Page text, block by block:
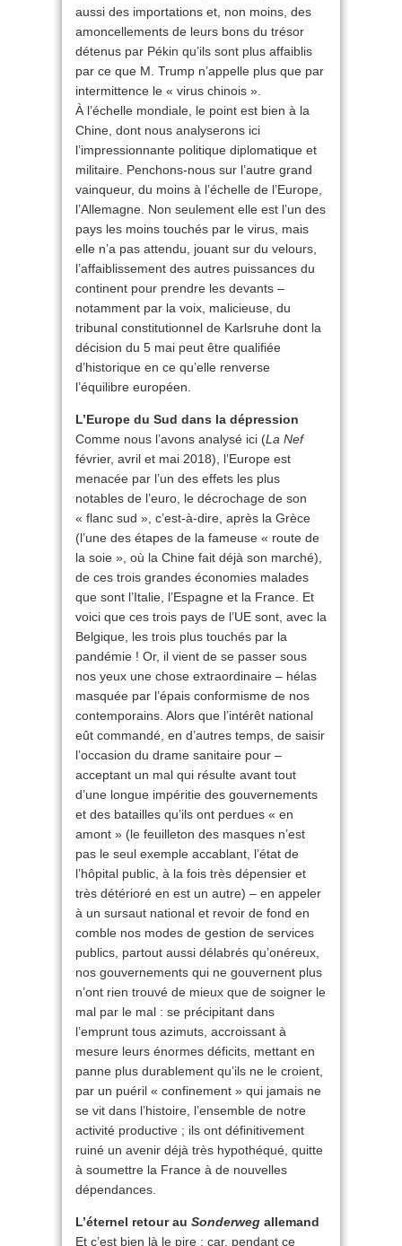
aussi des importations et, non moins, des
amoncellements de leurs bons du trésor
détenus par Pékin qu’ils sont plus affaiblis
par ce que M. Trump n’appelle plus que par
intermittence le « virus chinois ».
À l’échelle mondiale, le point est bien à la
Chine, dont nous analyserons ici
l’impressionnante politique diplomatique et
militaire. Penchons-nous sur l’autre grand
vainqueur, du moins à l’échelle de l’Europe,
l’Allemagne. Non seulement elle est l’un des
pays les moins touchés par le virus, mais
elle n’a pas attendu, jouant sur du velours,
l’affaiblissement des autres puissances du
continent pour prendre les devants –
notamment par la voix, malicieuse, du
tribunal constitutionnel de Karlsruhe dont la
décision du 5 mai peut être qualifiée
d’historique en ce qu’elle renverse
l’équilibre européen.
L’Europe du Sud dans la dépression
Comme nous l’avons analysé ici (La Nef
février, avril et mai 2018), l’Europe est
menacée par l’un des effets les plus
notables de l’euro, le décrochage de son
« flanc sud », c’est-à-dire, après la Grèce
(l’une des étapes de la fameuse « route de
la soie », où la Chine fait déjà son marché),
de ces trois grandes économies malades
que sont l’Italie, l’Espagne et la France. Et
voici que ces trois pays de l’UE sont, avec la
Belgique, les trois plus touchés par la
pandémie ! Or, il vient de se passer sous
nos yeux une chose extraordinaire – hélas
masquée par l’épais conformisme de nos
contemporains. Alors que l’intérêt national
eût commandé, en d’autres temps, de saisir
l’occasion du drame sanitaire pour –
acceptant un mal qui résulte avant tout
d’une longue impéritie des gouvernements
et des batailles qu’ils ont perdues « en
amont » (le feuilleton des masques n’est
pas le seul exemple accablant, l’état de
l’hôpital public, à la fois très dépensier et
très détérioré en est un autre) – en appeler
à un sursaut national et revoir de fond en
comble nos modes de gestion de services
publics, partout aussi délabrés qu’onéreux,
nos gouvernements qui ne gouvernent plus
n’ont rien trouvé de mieux que de soigner le
mal par le mal : se précipitant dans
l’emprunt tous azimuts, accroissant à
mesure leurs énormes déficits, mettant en
panne plus durablement qu’ils ne le croient,
par un puéril « confinement » qui jamais ne
se vit dans l’histoire, l’ensemble de notre
activité productive ; ils ont définitivement
ruiné un avenir déjà très hypothéqué, quitte
à soumettre la France à de nouvelles
dépendances.
L’éternel retour au Sonderweg allemand
Et c’est bien là le pire : car, pendant ce